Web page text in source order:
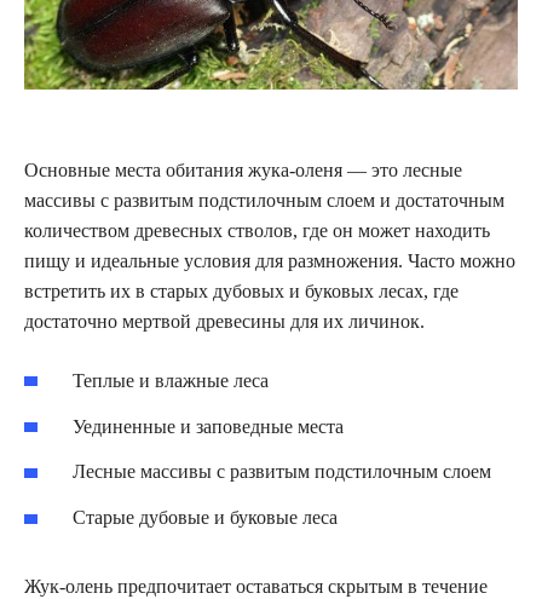
Основные места обитания жука-оленя — это лесные
массивы с развитым подстилочным слоем и достаточным
количеством древесных стволов, где он может находить
пищу и идеальные условия для размножения. Часто можно
встретить их в старых дубовых и буковых лесах, где
достаточно мертвой древесины для их личинок.
Теплые и влажные леса
Уединенные и заповедные места
Лесные массивы с развитым подстилочным слоем
Старые дубовые и буковые леса
Жук-олень предпочитает оставаться скрытым в течение